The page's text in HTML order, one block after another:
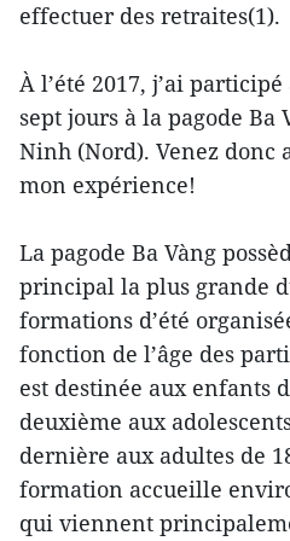
effectuer des retraites(1).
À l’été 2017, j’ai
sept jours à la pagode Ba
Ninh (Nord). Venez donc
mon expérience!
La pagode Ba Vàng
principal la plus grande
formations d’été
fonction de l’âge des
est destinée aux enfants
deuxième aux
dernière aux adultes de
formation accueille
qui viennent